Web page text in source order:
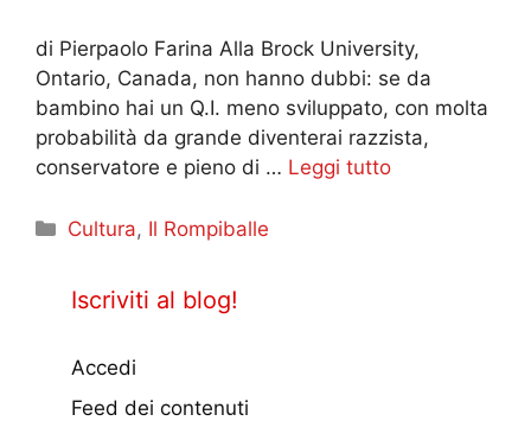
di Pierpaolo Farina Alla Brock University,
Ontario, Canada, non hanno dubbi: se da
bambino hai un Q.I. meno sviluppato, con molta
probabilità da grande diventerai razzista,
conservatore e pieno di … Leggi tutto
Categorie
Cultura, Il Rompiballe
Iscriviti al blog!
Accedi
Feed dei contenuti